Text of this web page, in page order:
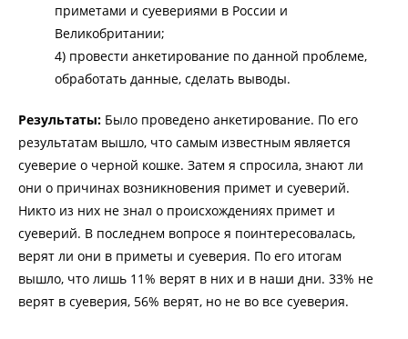
приметами и суевериями в России и
Великобритании;
4) провести анкетирование по данной проблеме,
обработать данные, сделать выводы.
Результаты: Было проведено анкетирование. По его
результатам вышло, что самым известным является
суеверие о черной кошке. Затем я спросила, знают ли
они о причинах возникновения примет и суеверий.
Никто из них не знал о происхождениях примет и
суеверий. В последнем вопросе я поинтересовалась,
верят ли они в приметы и суеверия. По его итогам
вышло, что лишь 11% верят в них и в наши дни. 33% не
верят в суеверия, 56% верят, но не во все суеверия.